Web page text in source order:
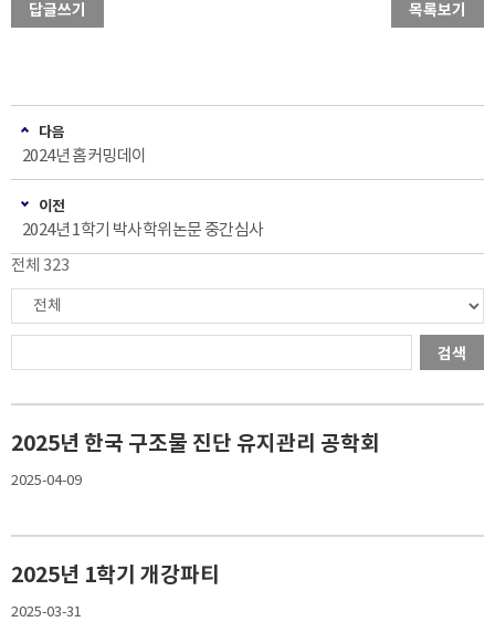
답글쓰기 목록보기
다음
2024년 홈커밍데이
이전
2024년 1학기 박사학위논문 중간심사
전체 323
검색
2025년 한국 구조물 진단 유지관리 공학회
2025-04-09
2025년 1학기 개강파티
2025-03-31